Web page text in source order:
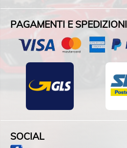
PAGAMENTI E SPEDIZIONI
SOCIAL